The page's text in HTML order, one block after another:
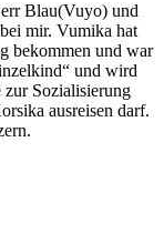
Blau(Vuyo) und
mir. Vumika hat
bekommen und war
und wird
zur Sozialisierung
ausreisen darf.